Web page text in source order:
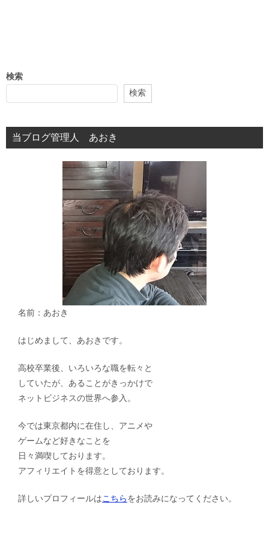
検索
検索
当ブログ管理人 あおき
名前：あおき
はじめまして、あおきです。
高校卒業後、いろいろな職を転々と
していたが、あることがきっかけで
ネットビジネスの世界へ参入。
今では東京都内に在住し、アニメや
ゲームなど好きなことを
日々満喫しております。
アフィリエイトを得意としております。
詳しいプロフィールはこちらをお読みになってください。